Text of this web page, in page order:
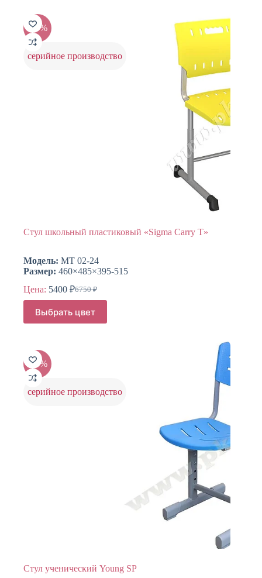
Опции
можно
выбрать
на
странице
-20%
серийное производство
Стул школьный пластиковый «Sigma Сarry T»
Модель: МТ 02-24
Размер: 460×485×395-515
Цена:
6750₽
Первоначальная
составляла
6750 ₽.
5400 ₽Текущая
5400 ₽.
Выбрать цвет
Этот
товар
имеет
Опции
можно
выбрать
на
странице
-20%
серийное производство
Стул ученический Young SP